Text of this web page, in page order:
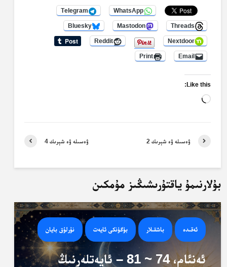
WhatsApp
Telegram
Threads
Mastodon
Bluesky
Nextdoor
Reddit
Email
Print
Like this:
Loading…
ۋەسىلە ۋە شېرىك 4 ۋەسىلە ۋە شېرىك 2
بۇلارنىمۇ ياقتۇرىشىڭىز مۇمكىن
ئەقىدە باشقىلار بۈگۈنكى ئايەت نۇرلۇق بايان
ئەنئام، 74 ~ 81 – ئايەتلەرنىڭ